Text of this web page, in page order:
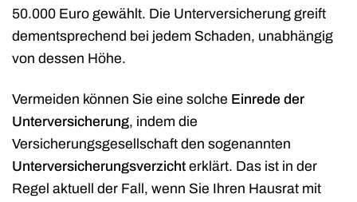
50.000 Euro gewählt. Die Unterversicherung greift
dementsprechend bei jedem Schaden, unabhängig
von dessen Höhe.
Vermeiden können Sie eine solche Einrede der
Unterversicherung, indem die
Versicherungsgesellschaft den sogenannten
Unterversicherungsverzicht erklärt. Das ist in der
Regel aktuell der Fall, wenn Sie Ihren Hausrat mit